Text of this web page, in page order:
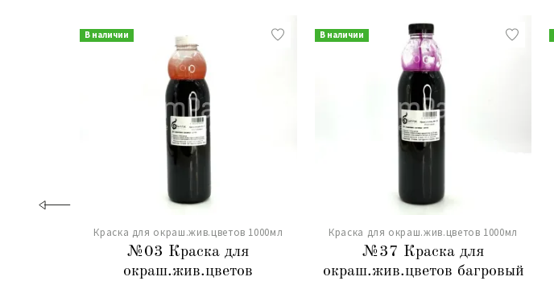
В наличии
Краска для окраш.жив.цветов 1000мл
№03 Краска для
окраш.жив.цветов
В наличии
Краска для окраш.жив.цветов 1000мл
№37 Краска для
окраш.жив.цветов багровый